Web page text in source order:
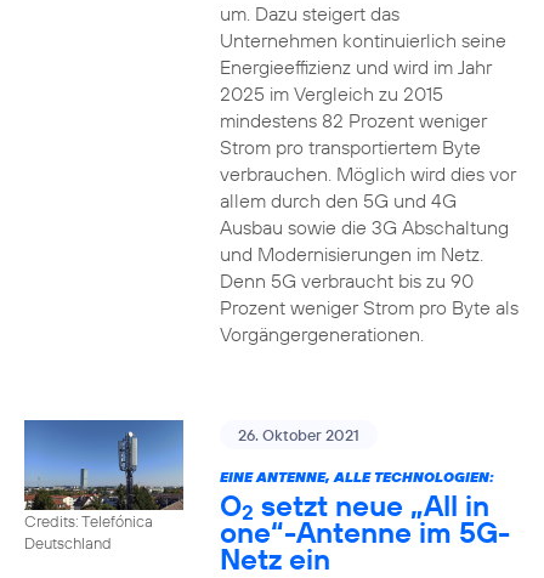
um. Dazu steigert das
Unternehmen kontinuierlich seine
Energieeffizienz und wird im Jahr
2025 im Vergleich zu 2015
mindestens 82 Prozent weniger
Strom pro transportiertem Byte
verbrauchen. Möglich wird dies vor
allem durch den 5G und 4G
Ausbau sowie die 3G Abschaltung
und Modernisierungen im Netz.
Denn 5G verbraucht bis zu 90
Prozent weniger Strom pro Byte als
Vorgängergenerationen.
Credits: Telefónica
Deutschland
26. Oktober 2021
EINE ANTENNE, ALLE TECHNOLOGIEN:
O2 setzt neue „All in
one“-Antenne im 5G-
Netz ein